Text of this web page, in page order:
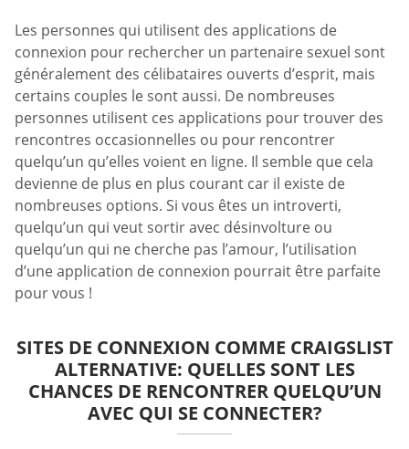
Les personnes qui utilisent des applications de
connexion pour rechercher un partenaire sexuel sont
généralement des célibataires ouverts d’esprit, mais
certains couples le sont aussi. De nombreuses
personnes utilisent ces applications pour trouver des
rencontres occasionnelles ou pour rencontrer
quelqu’un qu’elles voient en ligne. Il semble que cela
devienne de plus en plus courant car il existe de
nombreuses options. Si vous êtes un introverti,
quelqu’un qui veut sortir avec désinvolture ou
quelqu’un qui ne cherche pas l’amour, l’utilisation
d’une application de connexion pourrait être parfaite
pour vous !
SITES DE CONNEXION COMME CRAIGSLIST
ALTERNATIVE: QUELLES SONT LES
CHANCES DE RENCONTRER QUELQU’UN
AVEC QUI SE CONNECTER?